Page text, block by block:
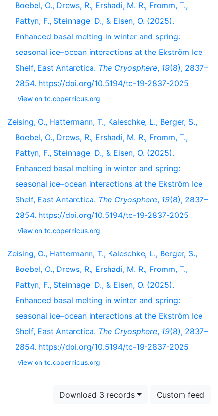
Boebel, O., Drews, R., Ershadi, M. R., Fromm, T.,
Pattyn, F., Steinhage, D., & Eisen, O. (2025).
Enhanced basal melting in winter and spring:
seasonal ice–ocean interactions at the Ekström Ice
Shelf, East Antarctica. The Cryosphere, 19(8), 2837–
2854. https://doi.org/10.5194/tc-19-2837-2025
View on tc.copernicus.org
Zeising, O., Hattermann, T., Kaleschke, L., Berger, S.,
Boebel, O., Drews, R., Ershadi, M. R., Fromm, T.,
Pattyn, F., Steinhage, D., & Eisen, O. (2025).
Enhanced basal melting in winter and spring:
seasonal ice–ocean interactions at the Ekström Ice
Shelf, East Antarctica. The Cryosphere, 19(8), 2837–
2854. https://doi.org/10.5194/tc-19-2837-2025
View on tc.copernicus.org
Zeising, O., Hattermann, T., Kaleschke, L., Berger, S.,
Boebel, O., Drews, R., Ershadi, M. R., Fromm, T.,
Pattyn, F., Steinhage, D., & Eisen, O. (2025).
Enhanced basal melting in winter and spring:
seasonal ice–ocean interactions at the Ekström Ice
Shelf, East Antarctica. The Cryosphere, 19(8), 2837–
2854. https://doi.org/10.5194/tc-19-2837-2025
View on tc.copernicus.org
Download 3 records Custom feed